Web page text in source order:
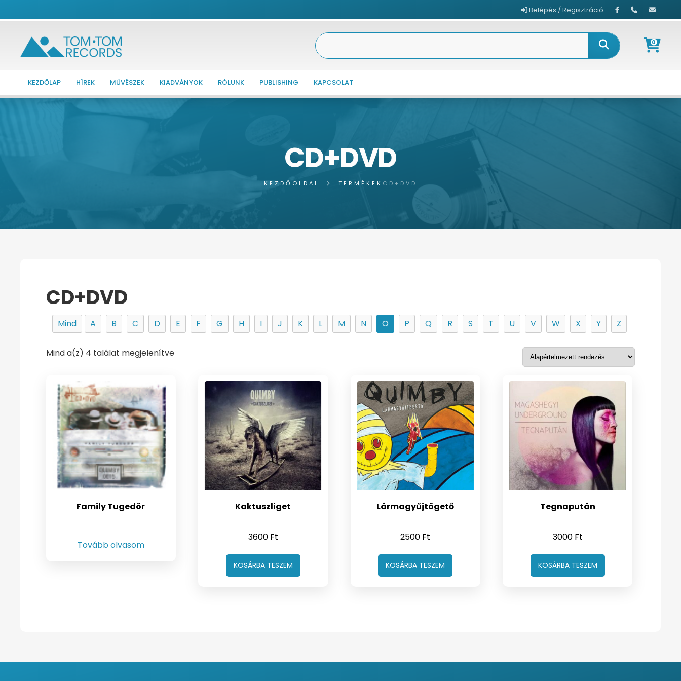
Belépés / Regisztráció
0
KEZDŐLAP HÍREK MŰVÉSZEK KIADVÁNYOK RÓLUNK PUBLISHING KAPCSOLAT
CD+DVD
KEZDŐOLDAL TERMÉKEK CD+DVD
CD+DVD
Mind A B C D E F G H I J K L M N O P Q R S T U V W X Y Z
Mind a(z) 4 találat megjelenítve
Family Tugedör
Tovább olvasom
Kaktuszliget
3600 Ft
KOSÁRBA TESZEM
Lármagyűjtögető
2500 Ft
KOSÁRBA TESZEM
Tegnapután
3000 Ft
KOSÁRBA TESZEM